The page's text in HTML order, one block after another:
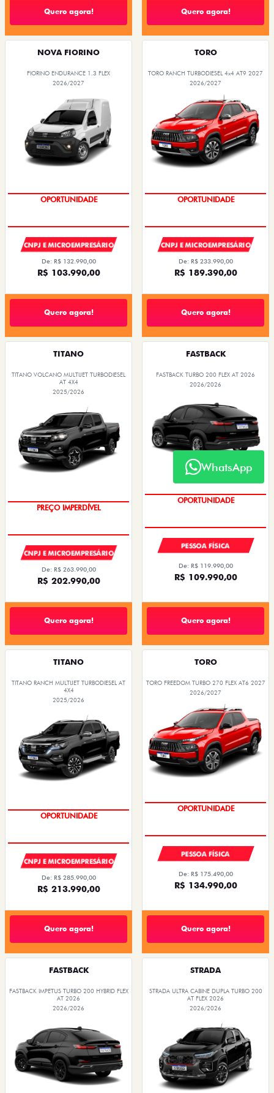
Quero agora! Quero agora!
NOVA FIORINO
FIORINO ENDURANCE 1.3 FLEX
2026/2027
CNPJ E MICROEMPRESÁRIO
De: R$ 132.990,00
R$ 103.990,00
Quero agora!
TORO
TORO RANCH TURBODIESEL 4x4 AT9 2027
2026/2027
CNPJ E MICROEMPRESÁRIO
De: R$ 233.990,00
R$ 189.390,00
Quero agora!
TITANO
TITANO VOLCANO MULTIJET TURBODIESEL
AT 4X4
2025/2026
CNPJ E MICROEMPRESÁRIO
De: R$ 263.990,00
R$ 202.990,00
Quero agora!
FASTBACK
FASTBACK TURBO 200 FLEX AT 2026
2026/2026
PREÇO IMPERDÍVEL
PESSOA FÍSICA
De: R$ 119.990,00
R$ 109.990,00
Quero agora!
TITANO
TITANO RANCH MULTIJET TURBODIESEL AT
4X4
2025/2026
CNPJ E MICROEMPRESÁRIO
De: R$ 285.990,00
R$ 213.990,00
Quero agora!
TORO
TORO FREEDOM TURBO 270 FLEX AT6 2027
2026/2027
PESSOA FÍSICA
De: R$ 175.490,00
R$ 134.990,00
Quero agora!
FASTBACK
FASTBACK IMPETUS TURBO 200 HYBRID FLEX
AT 2026
2026/2026
STRADA
STRADA ULTRA CABINE DUPLA TURBO 200
AT FLEX 2026
2026/2026
WhatsApp